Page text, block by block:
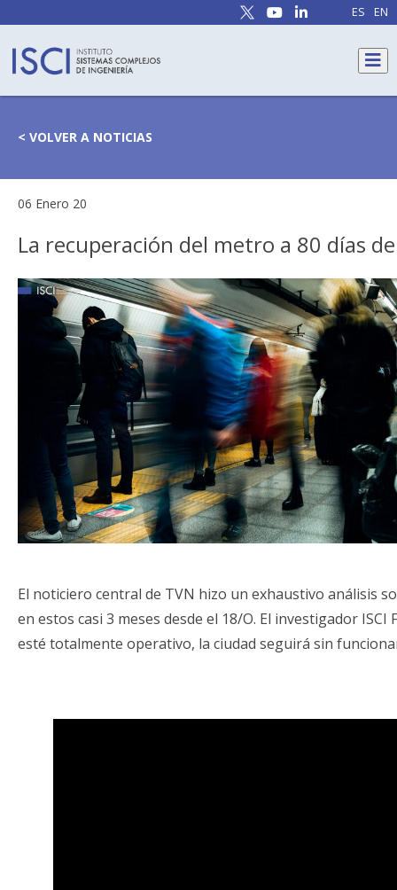
ES EN
< VOLVER A NOTICIAS
06 Enero 20
La recuperación del metro a 80 días
El noticiero central de TVN hizo un exhaustivo análisis
en estos casi 3 meses desde el 18/O. El investigador
esté totalmente operativo, la ciudad seguirá sin